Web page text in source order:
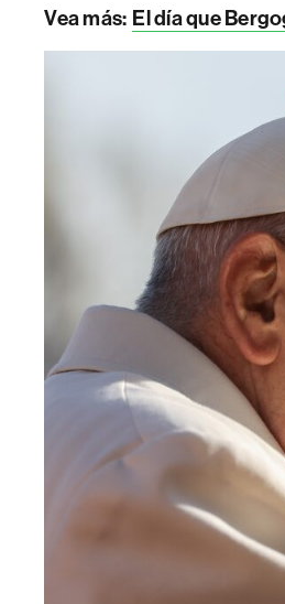
Vea más: El día que